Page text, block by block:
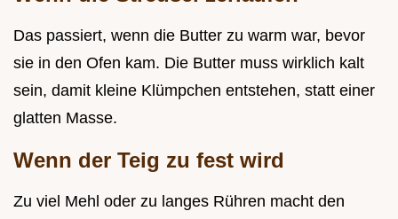
Das passiert, wenn die Butter zu warm war, bevor
sie in den Ofen kam. Die Butter muss wirklich kalt
sein, damit kleine Klümpchen entstehen, statt einer
glatten Masse.
Wenn der Teig zu fest wird
Zu viel Mehl oder zu langes Rühren macht den